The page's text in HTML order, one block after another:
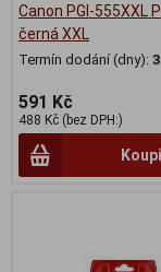
Canon PGI-555XXL
černá XXL
Termín dodání (dny): 3
591 Kč
488 Kč (bez DPH:)